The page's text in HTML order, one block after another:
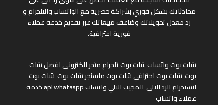
محادثاتك بشكل فوري بشراكة حصرية مع الواتساب والتلجرام و
زد معدل تحويلاتك وضاعف مبيعاتك عبر تقديم خدمة عملاء
فورية احترافية.
شات بوت واتسابشات بوت تلجراممتجر الكترونيافضل شات
بوت شات بوت احترافيشات بوت ماسنجرشات بوت شات بوت
انستجرامالرد الالي المجيب الالي واتسابapi whatsappخدمة
عملاء واتساب